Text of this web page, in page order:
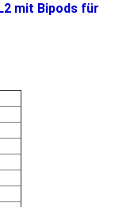
mit Bipods für